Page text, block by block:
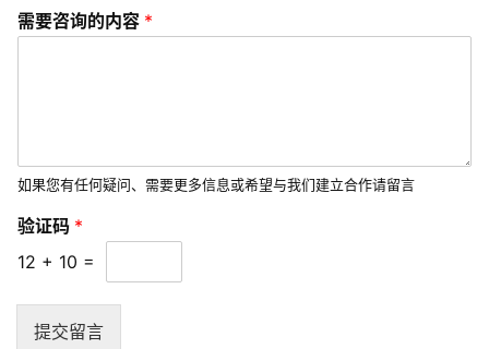
X
设
分
G
需要咨询的内容 *
如果您有任何疑问、需要更多信息或希望与我们建立合作请留言
*
手
机
需
验证码 *
12 + 10 =
提交留言